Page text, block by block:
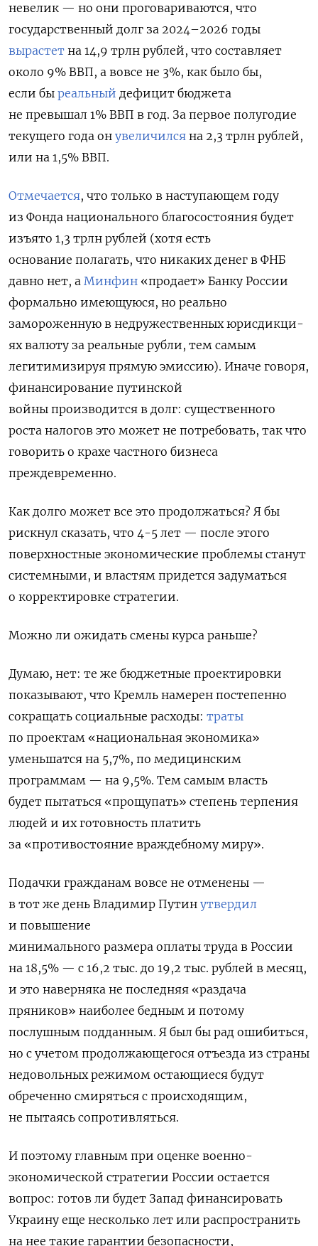
невелик — но они проговариваются, что
государственный долг за 2024–2026 годы
вырастет на 14,9 трлн рублей, что составляет
около 9% ВВП, а вовсе не 3%, как было бы,
если бы реальный дефицит бюджета
не превышал 1% ВВП в год. За первое полугодие
текущего года он увеличился на 2,3 трлн рублей,
или на 1,5% ВВП.
Отмечается, что только в наступающем году
из Фонда национального благосостояния будет
изъято 1,3 трлн рублей (хотя есть
основание полагать, что никаких денег в ФНБ
давно нет, а Минфин «продает» Банку Рос­сии
форма­льно имеющуюся, но реально
замороженную в недружествен­ных юрисдик­ци­
ях валюту за реальные рубли, тем самым
легитимизируя прямую эмиссию). Иначе говоря,
финансирование путинской
войны производится в долг: существенного
роста налогов это может не потребовать, так что
го­во­рить о крахе частного бизнеса
преждевременно.
Как долго может все это продолжаться? Я бы
рискнул сказать, что 4-5 лет — после этого
поверхностные эко­номические проблемы станут
системными, и властям придется задумать­ся
о корректиров­ке стратегии.
Можно ли ожидать смены курса раньше?
Думаю, нет: те же бюджетные проектировки
показывают, что Кремль намерен постепенно
сокращать соци­альные расходы: траты
по проектам «национальная экономика»
уменьшатся на 5,7%, по медицинским
программам — на 9,5%. Тем самым власть
будет пытаться «прощупать» степень терпения
людей и их готовность платить
за «противостояние враждебному миру».
Подачки гражданам вовсе не отменены —
в тот же день Владимир Путин утвердил
и повышение
минимального размера оплаты труда в России
на 18,5% — с 16,2 тыс. до 19,2 тыс. рублей в месяц,
и это наверняка не последняя «раздача
пряников» наиболее бедным и потому
послушным подданным. Я был бы рад ошибиться,
но с учетом про­должаю­щегося отъезда из страны
недовольных режимом остающиеся будут
обречен­но смиряться с происходящим,
не пытаясь сопротивляться.
И поэтому главным при оценке военно-
экономической стратегии России остается
вопрос: готов ли будет Запад финансировать
Украину еще несколько лет или распространить
на нее такие гарантии безопасности,